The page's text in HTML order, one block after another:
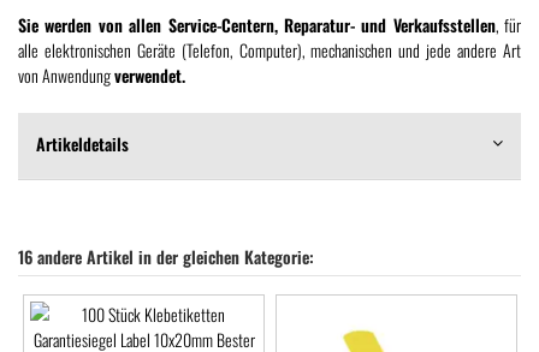
Sie werden von allen Service-Centern, Reparatur- und Verkaufsstellen, für
alle elektronischen Geräte (Telefon, Computer), mechanischen und jede andere Art
von Anwendungverwendet.
Artikeldetails
16 andere Artikel in der gleichen Kategorie: